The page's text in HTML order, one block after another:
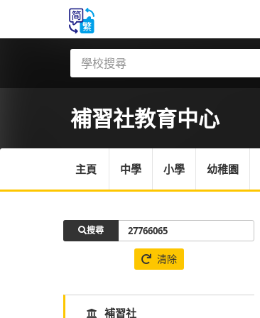
補習社教育中心
主頁 中學 小學 幼稚園
搜尋
清除
補習社